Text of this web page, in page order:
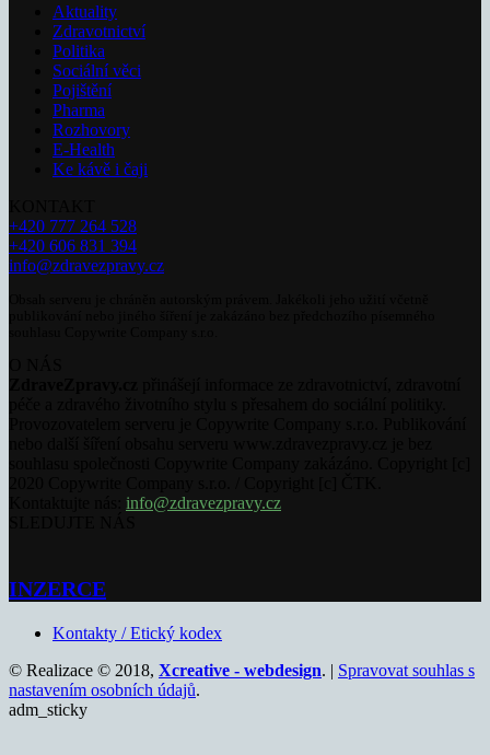
Aktuality
Zdravotnictví
Politika
Sociální věci
Pojištění
Pharma
Rozhovory
E-Health
Ke kávě i čaji
+420 777 264 528
+420 606 831 394
info@zdravezpravy.cz
info@zdravezpravy.cz
INZERCE
Kontakty / Etický kodex
© Realizace © 2018, Xcreative - webdesign. | Spravovat souhlas s
nastavením osobních údajů.
adm_sticky